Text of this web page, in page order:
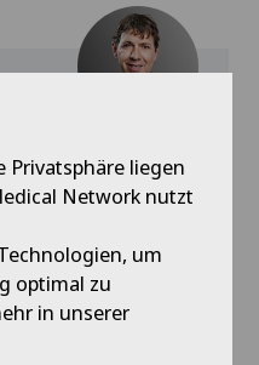
liegen
Network nutzt
um
optimal zu
in unserer